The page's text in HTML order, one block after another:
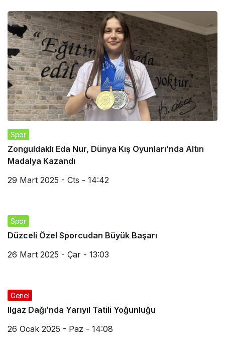
Spor
Zonguldaklı Eda Nur, Dünya Kış Oyunları’nda Altın
Madalya Kazandı
29 Mart 2025 - Cts - 14:42
Spor
Düzceli Özel Sporcudan Büyük Başarı
26 Mart 2025 - Çar - 13:03
Genel
Ilgaz Dağı’nda Yarıyıl Tatili Yoğunluğu
26 Ocak 2025 - Paz - 14:08